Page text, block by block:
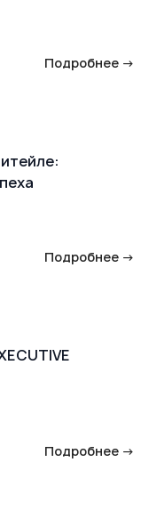
Подробнее →
Подробнее →
Подробнее →